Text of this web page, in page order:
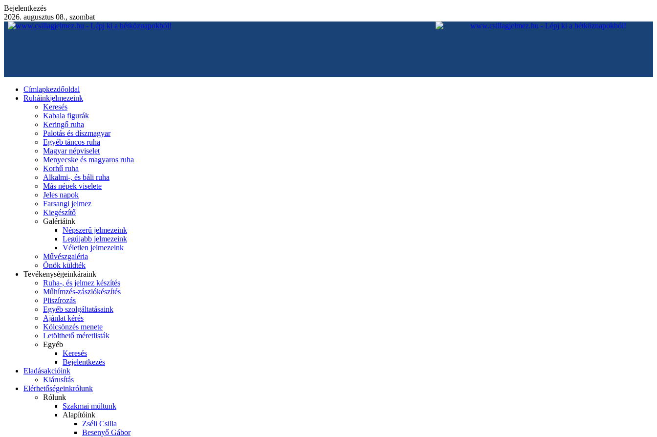
Bejelentkezés
2026. augusztus 08., szombat
Címlapkezdőoldal
Ruháinkjelmezeink
Keresés
Kabala figurák
Keringő ruha
Palotás és díszmagyar
Egyéb táncos ruha
Magyar népviselet
Menyecske és magyaros ruha
Korhű ruha
Alkalmi-, és báli ruha
Más népek viselete
Jeles napok
Farsangi jelmez
Kiegészítő
Galériáink
Népszerű jelmezeink
Legújabb jelmezeink
Véletlen jelmezeink
Művészgaléria
Önök küldték
Tevékenységeinkáraink
Ruha-, és jelmez készítés
Műhímzés-zászlókészítés
Pliszírozás
Egyéb szolgáltatásaink
Ajánlat kérés
Kölcsönzés menete
Letölthető méretlisták
Egyéb
Keresés
Bejelentkezés
Eladásakcióink
Kiárusítás
Elérhetőségeinkrólunk
Rólunk
Szakmai múltunk
Alapítóink
Zséli Csilla
Besenyő Gábor